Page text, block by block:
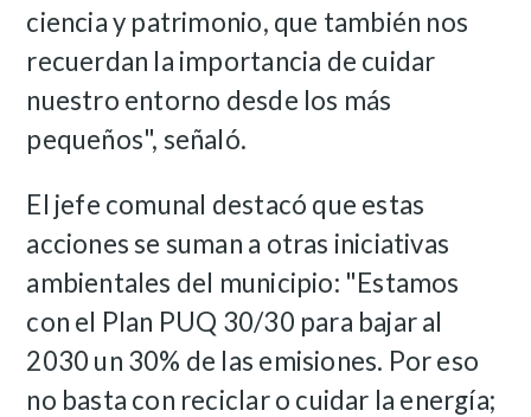
ciencia y patrimonio, que también nos
recuerdan la importancia de cuidar
nuestro entorno desde los más
pequeños", señaló.
El jefe comunal destacó que estas
acciones se suman a otras iniciativas
ambientales del municipio: "Estamos
con el Plan PUQ 30/30 para bajar al
2030 un 30% de las emisiones. Por eso
no basta con reciclar o cuidar la energía;